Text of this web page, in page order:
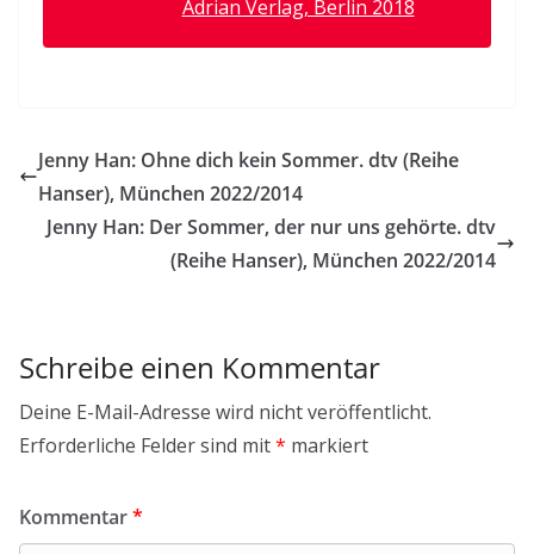
Adrian Verlag, Berlin 2018
Jenny Han: Ohne dich kein Sommer. dtv (Reihe
Hanser), München 2022/2014
Jenny Han: Der Sommer, der nur uns gehörte. dtv
(Reihe Hanser), München 2022/2014
Schreibe einen Kommentar
Deine E-Mail-Adresse wird nicht veröffentlicht.
Erforderliche Felder sind mit* markiert
Kommentar*